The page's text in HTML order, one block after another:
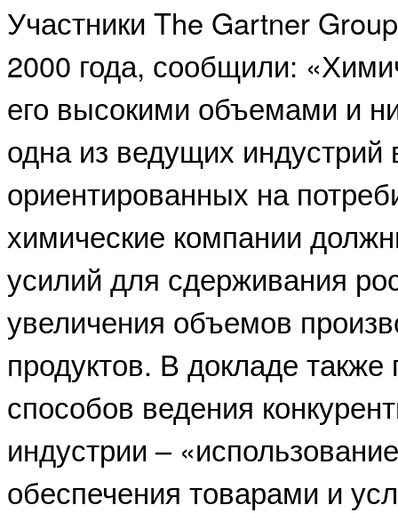
Участники The Gartner
2000 года, сообщили:
его высокими объемами и
одна из ведущих индустрий
ориентированных на
химические компании
усилий для сдерживания
увеличения объемов
продуктов. В докладе также
способов ведения
индустрии –
обеспечения товарами и